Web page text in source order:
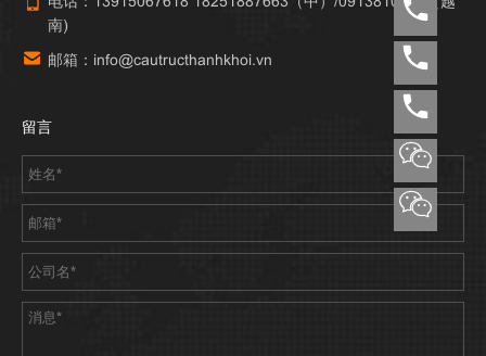
南)
邮箱：info@cautructhanhkhoi.vn
留言